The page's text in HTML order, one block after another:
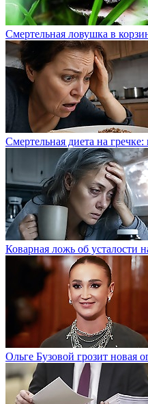
Смертельная ловушка в
Смертельная диета на
Коварная ложь об усталости
Ольге Бузовой грозит новая